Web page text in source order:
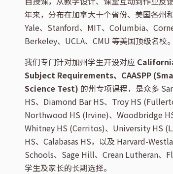
年来，分布在加拿大十个省份、美国各州
Yale、Stanford、MIT、Columbia、
Berkeley、UCLA、CMU 等美国顶级名校。
我们专门针对加州学生开设对应
Subject Requirements、CAASPP
Science Test) 的州专项课程，是众多
HS、Diamond Bar HS、Troy HS
Northwood HS (Irvine)、Woodbridge
Whitney HS (Cerritos)、University HS
HS、Calabasas HS，以及 Harvard-
Schools、Sage Hill、Crean Lutheran、
学生及家长的长期选择。